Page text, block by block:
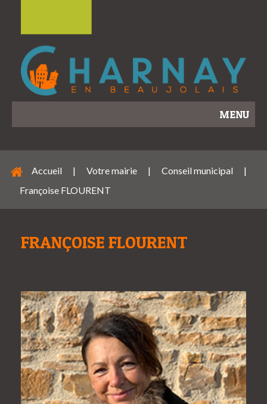
MENU
Accueil | Votre mairie | Conseil municipal
|
Françoise FLOURENT
FRANÇOISE FLOURENT